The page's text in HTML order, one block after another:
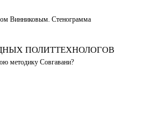
Винниковым. Стенограмма
ПОЛИТТЕХНОЛОГОВ
методику Совгавани?